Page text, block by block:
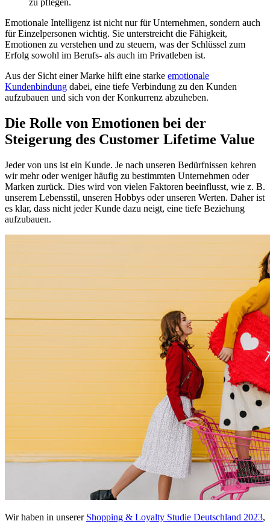
zu pflegen.
Emotionale Intelligenz ist nicht nur für Unternehmen, sondern auch
für Einzelpersonen wichtig. Sie unterstreicht die Fähigkeit,
Emotionen zu verstehen und zu steuern, was der Schlüssel zum
Erfolg sowohl im Berufs- als auch im Privatleben ist.
Aus der Sicht einer Marke hilft eine starke emotionale
Kundenbindung dabei, eine tiefe Verbindung zu den Kunden
aufzubauen und sich von der Konkurrenz abzuheben.
Die Rolle von Emotionen bei der
Steigerung des Customer Lifetime Value
Jeder von uns ist ein Kunde. Je nach unseren Bedürfnissen kehren
wir mehr oder weniger häufig zu bestimmten Unternehmen oder
Marken zurück. Dies wird von vielen Faktoren beeinflusst, wie z. B.
unserem Lebensstil, unseren Hobbys oder unseren Werten. Daher ist
es klar, dass nicht jeder Kunde dazu neigt, eine tiefe Beziehung
aufzubauen.
Wir haben in unserer Shopping & Loyalty Studie Deutschland 2023,